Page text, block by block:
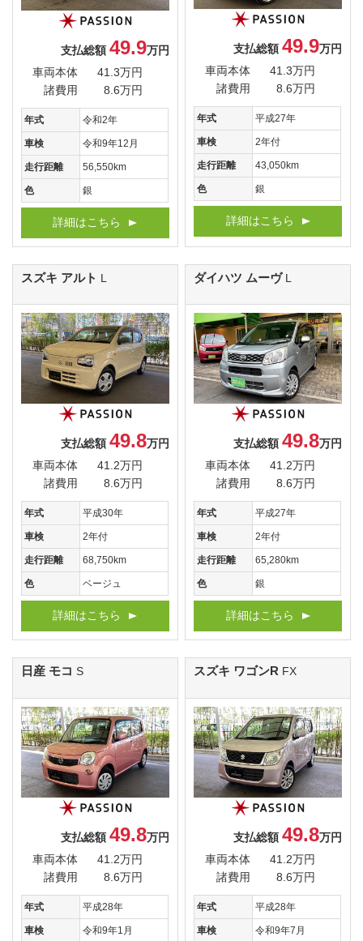
支払総額 49.9万円
車両本体
41.3万円
諸費用
8.6万円
年式 令和2年
車検 令和9年12月
走行距離 56,550km
色 銀
詳細はこちら
支払総額 49.9万円
車両本体
41.3万円
諸費用
8.6万円
年式 平成27年
車検 2年付
走行距離 43,050km
色 銀
詳細はこちら
スズキ アルト L
支払総額 49.8万円
車両本体
41.2万円
諸費用
8.6万円
年式 平成30年
車検 2年付
走行距離 68,750km
色 ベージュ
詳細はこちら
ダイハツ ムーヴ L
支払総額 49.8万円
車両本体
41.2万円
諸費用
8.6万円
年式 平成27年
車検 2年付
走行距離 65,280km
色 銀
詳細はこちら
日産 モコ S
支払総額 49.8万円
車両本体
41.2万円
諸費用
8.6万円
年式 平成28年
車検 令和9年1月
スズキ ワゴンR FX
支払総額 49.8万円
車両本体
41.2万円
諸費用
8.6万円
年式 平成28年
車検 令和9年7月